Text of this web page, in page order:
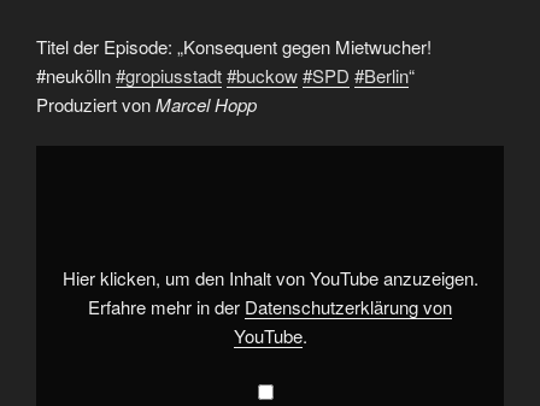
Titel der Episode: „Konsequent gegen Mietwucher!
#neukölln#gropiusstadt#buckow#SPD #Berlin“
Produziert vonMarcel Hopp
„Konsequent
#Berlin“
von
YouTube
anzeigen
Hier klicken, um den Inhalt von YouTube anzuzeigen.
Erfahre mehr in der Datenschutzerklärung von
YouTube.